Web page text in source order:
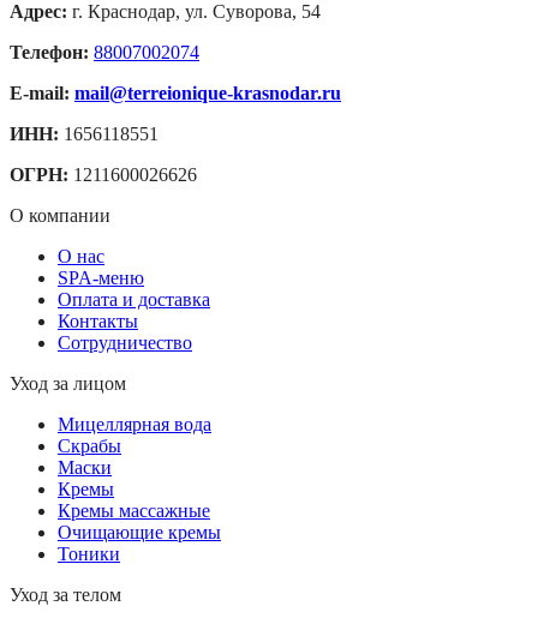
Адрес: г. Краснодар, ул. Суворова, 54
Телефон: 88007002074
E-mail: mail@terreionique-krasnodar.ru
ИНН: 1656118551
ОГРН: 1211600026626
О компании
О нас
SPA-меню
Оплата и доставка
Контакты
Сотрудничество
Уход за лицом
Мицеллярная вода
Скрабы
Маски
Кремы
Кремы массажные
Очищающие кремы
Тоники
Уход за телом